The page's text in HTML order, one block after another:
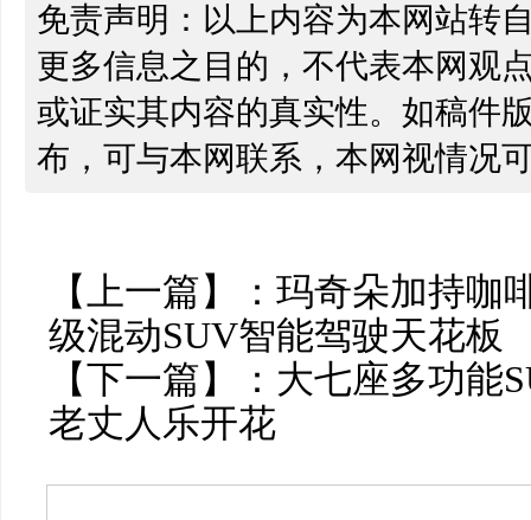
免责声明：以上内容为本网站转
更多信息之目的，不代表本网观
或证实其内容的真实性。如稿件
布，可与本网联系，本网视情况
【上一篇】： 玛奇朵加持咖
级混动SUV智能驾驶天花板
【下一篇】： 大七座多功能
老丈人乐开花